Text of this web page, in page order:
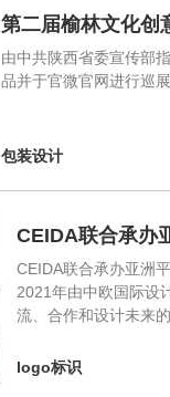
第二届榆林文化创
由中共陕西省委宣传部
品并于官微官网进行巡
包装设计
CEIDA联合承办
CEIDA联合承办亚洲
2021年由中欧国际设
流、合作和设计未来
logo标识